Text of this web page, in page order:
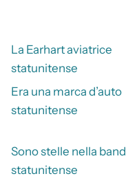
La Earhart aviatrice
statunitense
Era una marca d’auto
statunitense
Sono stelle nella
statunitense